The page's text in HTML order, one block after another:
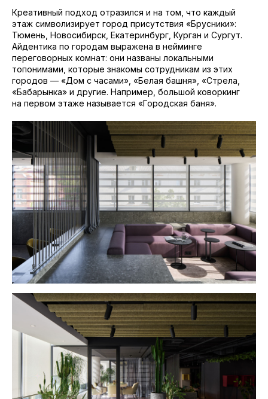
Креативный подход отразился и на том, что каждый
этаж символизирует город присутствия «Брусники»:
Тюмень, Новосибирск, Екатеринбург, Курган и Сургут.
Айдентика по городам выражена в нейминге
переговорных комнат: они названы локальными
топонимами, которые знакомы сотрудникам из этих
городов — «Дом с часами», «Белая башня», «Стрела,
«Бабарынка» и другие. Например, большой коворкинг
на первом этаже называется «Городская баня».
*Instagram💧
Meta
Platforms 💧Inc. запрещено
на территории России
Написать редакции
Политика конфиденциальности
Пользовательское соглашение
Реквизиты
*Instagram 💧
Телеграм
Вконтакте